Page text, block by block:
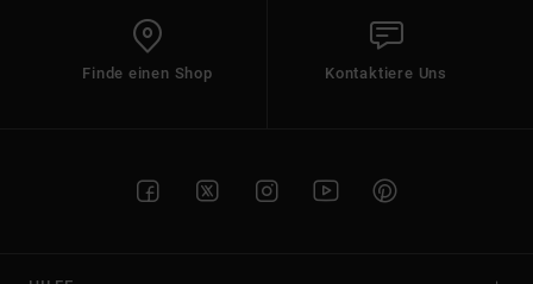
Finde einen Shop Kontaktiere Uns